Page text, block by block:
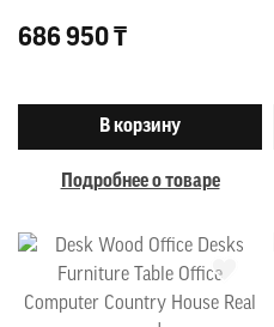
686 950 ₸
В корзину
Подробнее о товаре